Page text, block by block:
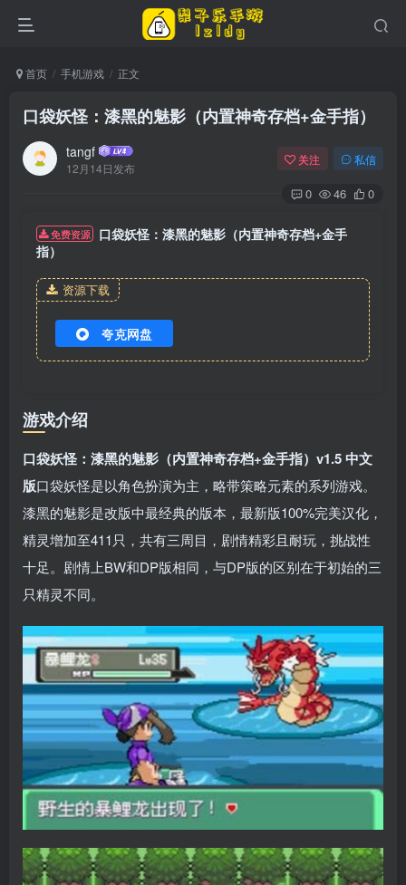
首页 手机游戏 正文
口袋妖怪：漆黑的魅影（内置神奇存档+金手指）
tangf
12月14日发布
关注 私信
0 46 0
免费资源
口袋妖怪：漆黑的魅影（内置神奇存档+金手
指）
资源下载
夸克网盘
游戏介绍
口袋妖怪：漆黑的魅影（内置神奇存档+金手指）v1.5 中文
版口袋妖怪是以角色扮演为主，略带策略元素的系列游戏。
漆黑的魅影是改版中最经典的版本，最新版100%完美汉化，
精灵增加至411只，共有三周目，剧情精彩且耐玩，挑战性
十足。剧情上BW和DP版相同，与DP版的区别在于初始的三
只精灵不同。